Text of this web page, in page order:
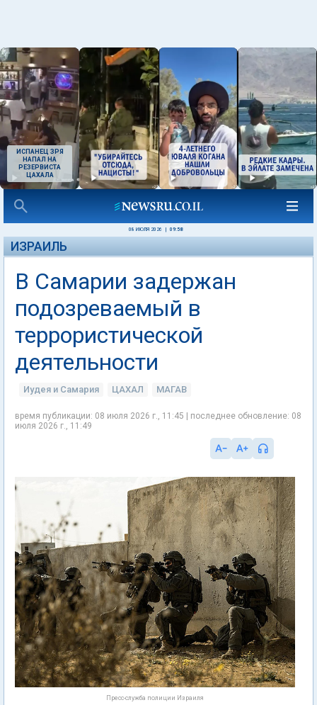
ИСПАНЕЦ ЗРЯ
НАПАЛ НА
РЕЗЕРВИСТА
ЦАХАЛА
08 ИЮЛЯ 2026 09:58
ИЗРАИЛЬ
В Самарии задержан
подозреваемый в
террористической
деятельности
Иудея и Самария ЦАХАЛ МАГАВ
время публикации: 08 июля 2026 г., 11:45 | последнее обновление: 08
июля 2026 г., 11:49
Пресс-служба полиции Израиля